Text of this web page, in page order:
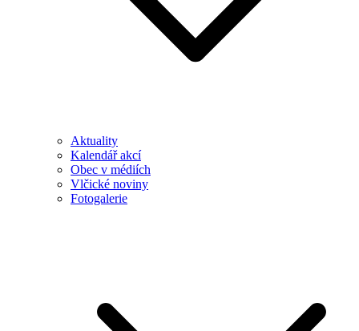
Aktuality
Kalendář akcí
Obec v médiích
Vlčické noviny
Fotogalerie